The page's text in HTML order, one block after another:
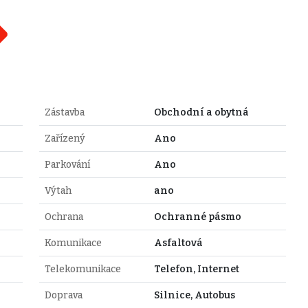
Zástavba Obchodní a obytná
Zařízený Ano
Parkování Ano
Výtah ano
Ochrana Ochranné pásmo
Komunikace Asfaltová
Telekomunikace Telefon, Internet
Doprava Silnice, Autobus